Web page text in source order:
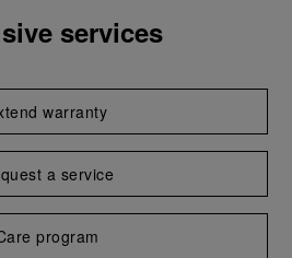
services
warranty
a service
program